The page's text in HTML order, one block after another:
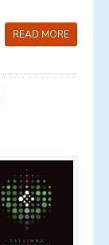
READ MORE